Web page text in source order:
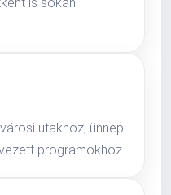
utakhoz, ünnepi
programokhoz.